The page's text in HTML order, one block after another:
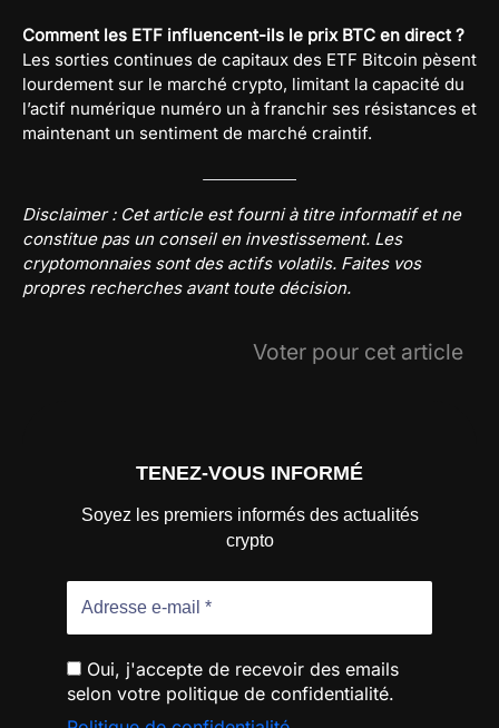
Comment les ETF influencent-ils le prix BTC en direct ?
Les sorties continues de capitaux des ETF Bitcoin pèsent
lourdement sur le marché crypto, limitant la capacité du
l’actif numérique numéro un à franchir ses résistances et
maintenant un sentiment de marché craintif.
Disclaimer : Cet article est fourni à titre informatif et ne
constitue pas un conseil en investissement. Les
cryptomonnaies sont des actifs volatils. Faites vos
propres recherches avant toute décision.
Voter pour cet article
TENEZ-VOUS INFORMÉ
Soyez les premiers informés des actualités
crypto
Oui, j'accepte de recevoir des emails
selon votre politique de confidentialité.